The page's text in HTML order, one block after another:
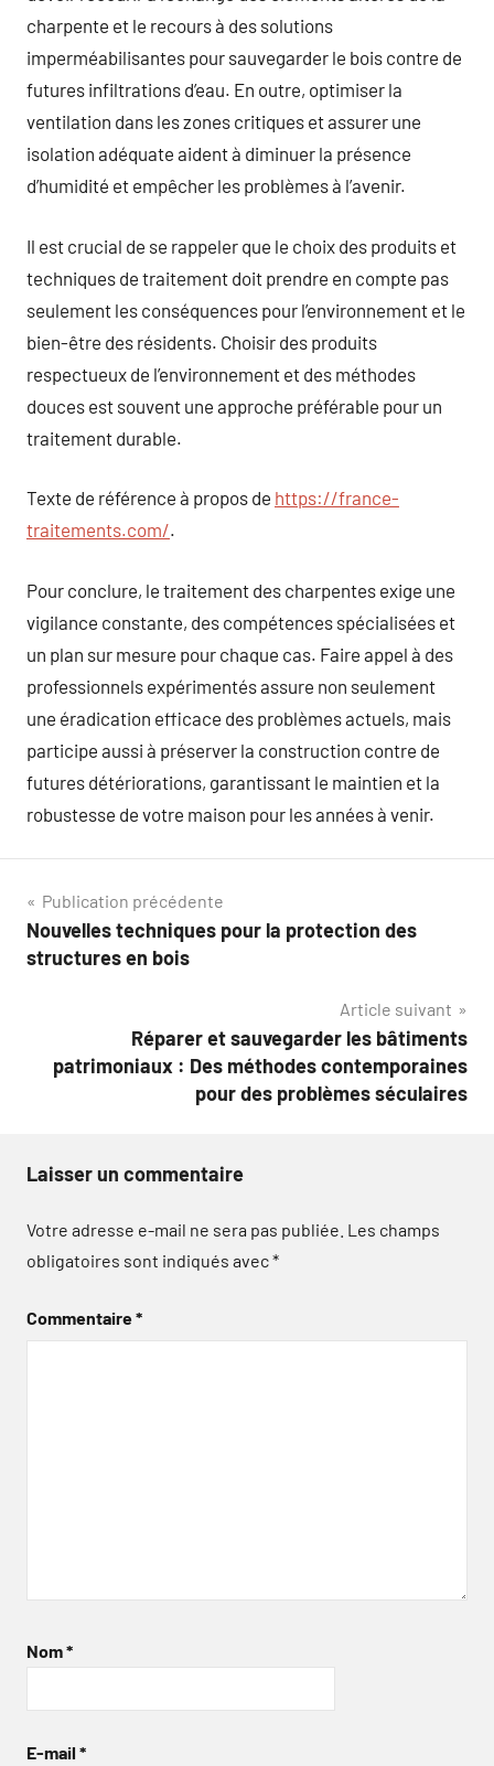
charpente et le recours à des solutions
imperméabilisantes pour sauvegarder le bois contre de
futures infiltrations d’eau. En outre, optimiser la
ventilation dans les zones critiques et assurer une
isolation adéquate aident à diminuer la présence
d’humidité et empêcher les problèmes à l’avenir.
Il est crucial de se rappeler que le choix des produits et
techniques de traitement doit prendre en compte pas
seulement les conséquences pour l’environnement et le
bien-être des résidents. Choisir des produits
respectueux de l’environnement et des méthodes
douces est souvent une approche préférable pour un
traitement durable.
Texte de référence à propos de https://france-
traitements.com/.
Pour conclure, le traitement des charpentes exige une
vigilance constante, des compétences spécialisées et
un plan sur mesure pour chaque cas. Faire appel à des
professionnels expérimentés assure non seulement
une éradication efficace des problèmes actuels, mais
participe aussi à préserver la construction contre de
futures détériorations, garantissant le maintien et la
robustesse de votre maison pour les années à venir.
Navigation
de
Publication précédente
Nouvelles techniques pour la protection des
structures en bois
Article suivant
Réparer et sauvegarder les bâtiments
patrimoniaux : Des méthodes contemporaines
pour des problèmes séculaires
Laisser un commentaire
Votre adresse e-mail ne sera pas publiée. Les champs
obligatoires sont indiqués avec*
Commentaire*
Nom*
E-mail *